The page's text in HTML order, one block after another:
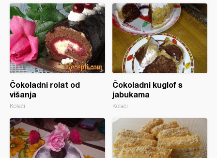
Čokoladni rolat od
višanja
Kolači
Čokoladni kuglof s
jabukama
Kolači